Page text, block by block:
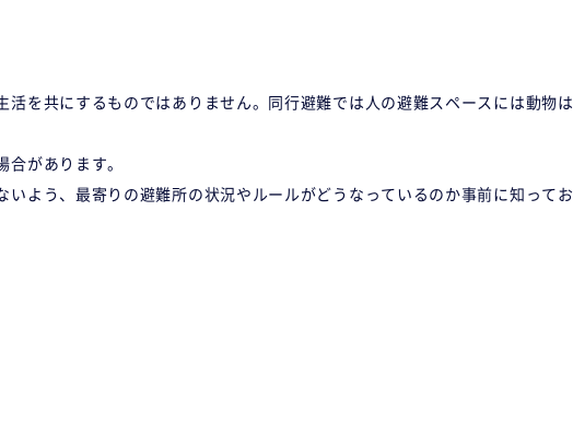
を共にするものではありません。同行避難では人の避難スペースには動物
合があります。
よう、最寄りの避難所の状況やルールがどうなっているのか事前に知って